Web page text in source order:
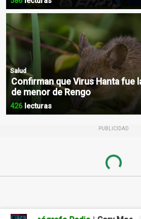
Salud
Confirman que Virus Hanta fue
de menor de Rengo
426lecturas
PUBLICIDAD
Loading...